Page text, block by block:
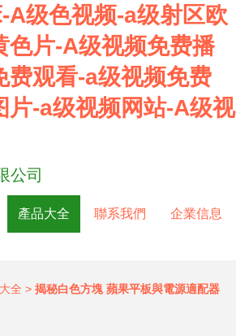
A级色视频-a级射区欧
色片-A级视频免费播
费观看-a级视频免费
片-a级视频网站-A级视
公司
產品大全 聯系我們 企業信息
全 > 揭秘白色方塊 蘋果平板與電源適配器